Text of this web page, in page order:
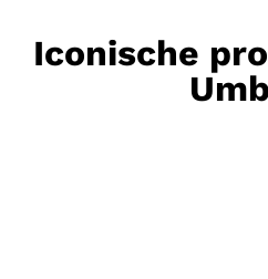
Iconische